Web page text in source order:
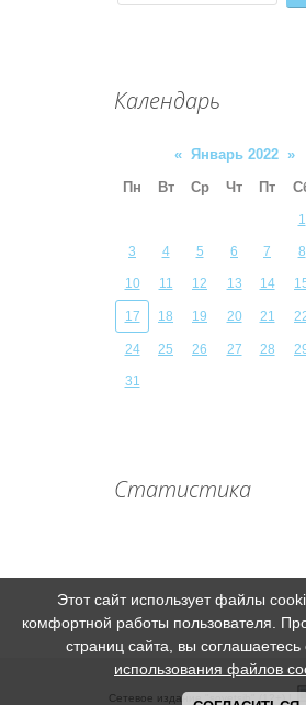
Календарь
« Январь 2022 »
Пн
Вт Ср Чт Пт
1
3 4 5 6 7 8
10 11 12 13 14
17 18 19 20 21
24 25 26 27 28
31
Статистика
Сетевое издание "sovetsib" (12+) |
Этот сайт использует файлы
комфортной работы пользователя.
страниц сайта, вы соглашаетесь
использования файлов